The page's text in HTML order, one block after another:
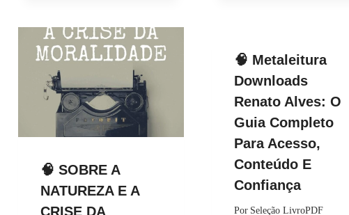
🧠 SOBRE A
NATUREZA E A
CRISE DA
🧠 Metaleitura
Downloads
Renato Alves: O
Guia Completo
Para Acesso,
Conteúdo E
Confiança
Por Seleção LivroPDF